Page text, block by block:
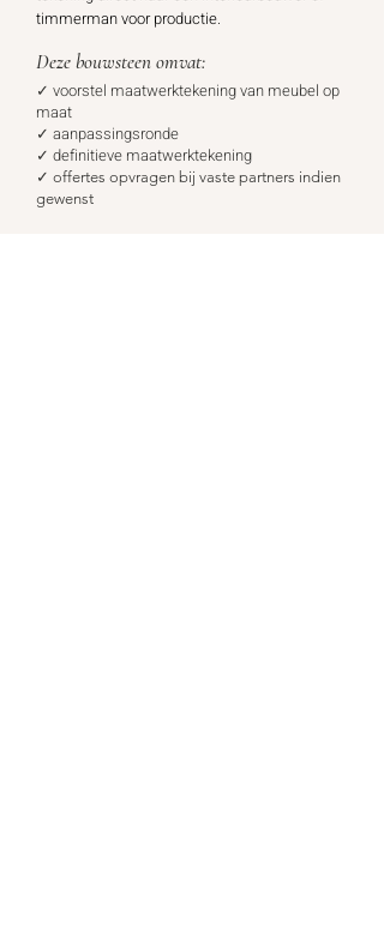
timmerman voor productie.
Deze bouwsteen omvat:
✓ voorstel maatwerktekening van meubel op
maat
✓ aanpassingsronde
✓ definitieve maatwerktekening
✓ offertes opvragen bij vaste partners indien
gewenst